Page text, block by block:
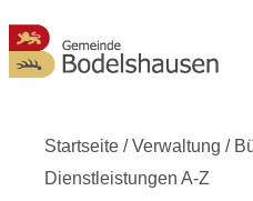
Startseite /Verwaltung /
Dienstleistungen A-Z